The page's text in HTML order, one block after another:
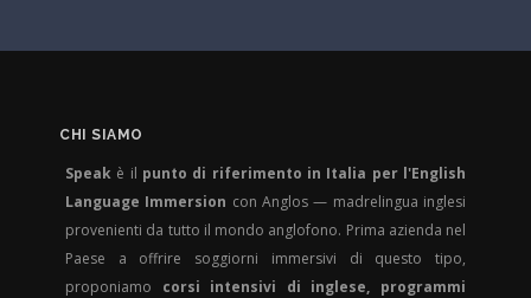
CHI SIAMO
Speak è il punto di riferimento in Italia per l'English
Language Immersion con Anglos — madrelingua inglesi
provenienti da tutto il mondo anglofono. Prima azienda nel
Paese a offrire soggiorni immersivi di questo tipo,
proponiamo corsi intensivi di inglese, programmi